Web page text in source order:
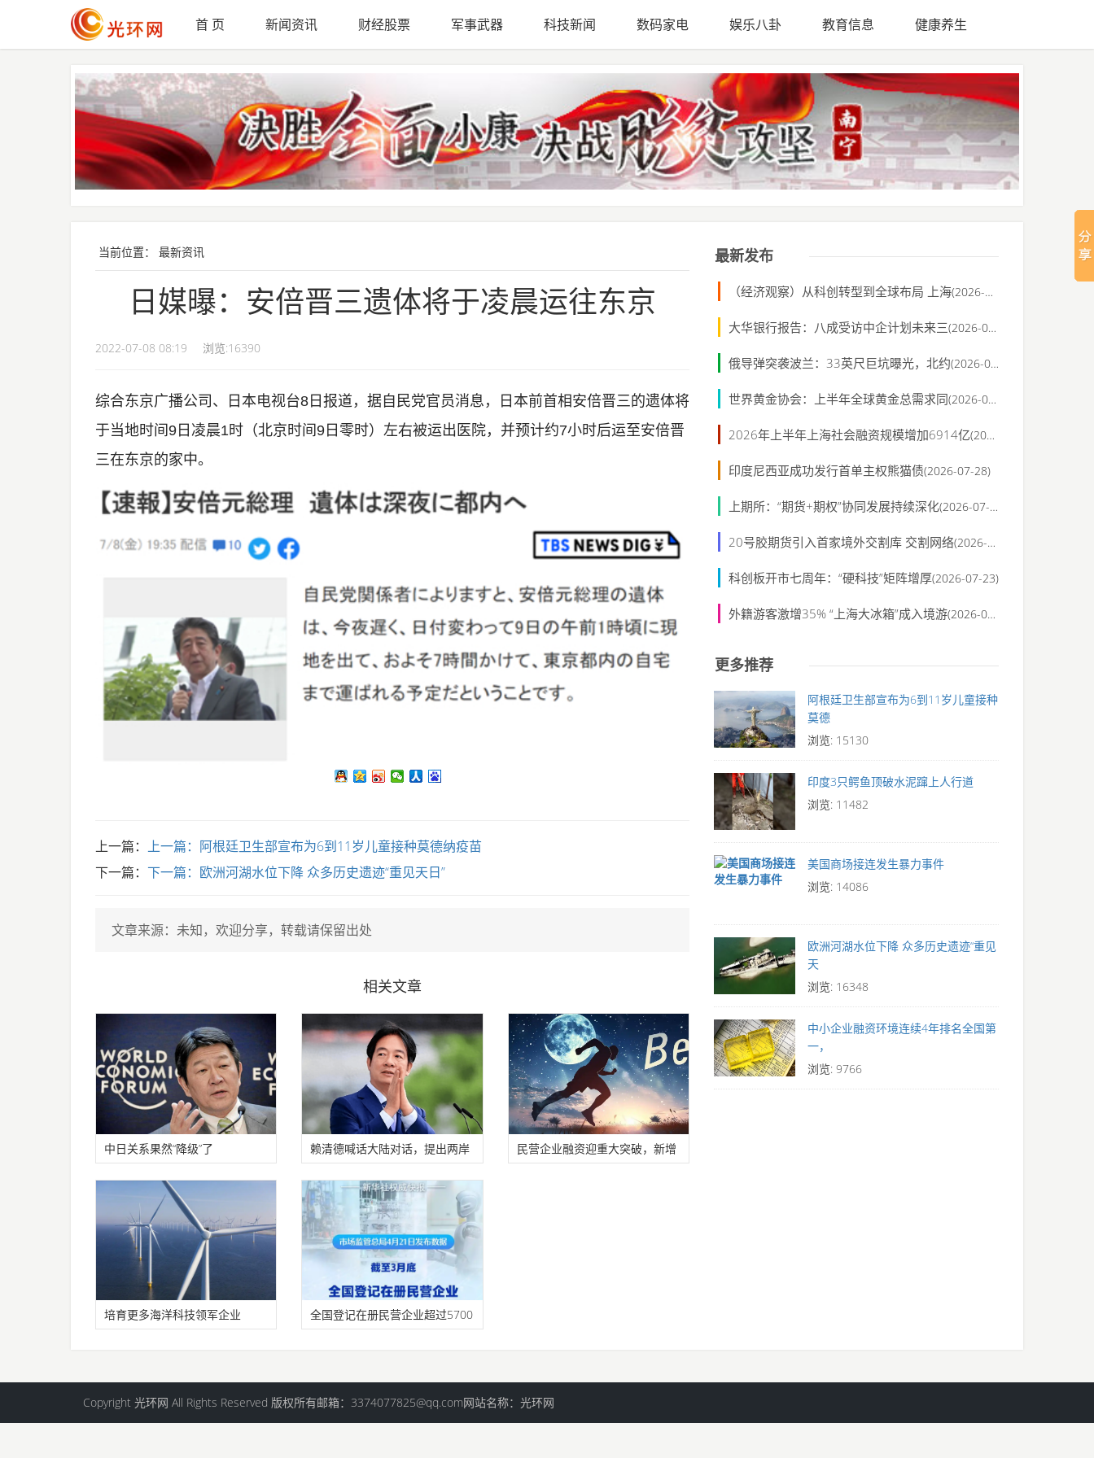
Skip to main content
首 页 新闻资讯 财经股票 军事武器 科技新闻 数码家电 娱乐八卦 教育信息 健康养生
当前位置： 最新资讯
日媒曝：安倍晋三遗体将于凌晨运往东京
2022-07-08 08:19 浏览:16390
综合东京广播公司、日本电视台8日报道，据自民党官员消息，日本前首相安倍晋三的遗体将
于当地时间9日凌晨1时（北京时间9日零时）左右被运出医院，并预计约7小时后运至安倍晋
三在东京的家中。
上一篇： 上一篇： 阿根廷卫生部宣布为6到11岁儿童接种莫德纳疫苗
下一篇： 下一篇： 欧洲河湖水位下降 众多历史遗迹“重见天日”
文章来源：未知，欢迎分享，转载请保留出处
相关文章
中日关系果然“降级”了
赖清德喊话大陆对话，提出两岸
有三大共
民营企业融资迎重大突破，新增
培育更多海洋科技领军企业
全国登记在册民营企业超过5700
最新发布
（经济观察）从科创转型到全球布局 上海(2026-08-07)
大华银行报告：八成受访中企计划未来三(2026-08-06)
俄导弹突袭波兰：33英尺巨坑曝光，北约(2026-08-03)
世界黄金协会：上半年全球黄金总需求同(2026-07-31)
2026年上半年上海社会融资规模增加6914亿(2026-07-30)
印度尼西亚成功发行首单主权熊猫债(2026-07-28)
上期所：“期货+期权”协同发展持续深化(2026-07-27)
20号胶期货引入首家境外交割库 交割网络(2026-07-23)
科创板开市七周年：“硬科技”矩阵增厚(2026-07-23)
外籍游客激增35% “上海大冰箱”成入境游(2026-07-23)
更多推荐
阿根廷卫生部宣布为6到11岁儿童接种
莫德
浏览: 15130
印度3只鳄鱼顶破水泥蹿上人行道
浏览: 11482
美国商场接连发生暴力事件
浏览: 14086
欧洲河湖水位下降 众多历史遗迹“重见
天
浏览: 16348
中小企业融资环境连续4年排名全国第
一，
浏览: 9766
Copyright 光环网 All Rights Reserved 版权所有邮箱：3374077825@qq.com网站名称：光环网